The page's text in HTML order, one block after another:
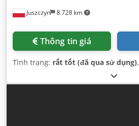
Juszczyn 8.728 km
Thông tin giá
Tình trạng: rất tốt (đã qua sử dụng),